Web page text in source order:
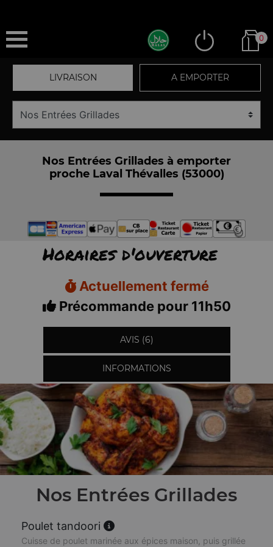
0
LIVRAISON A EMPORTER
Nos Entrées Grillades à emporter
proche Laval Thévalles (53000)
Horaires d'ouverture
Actuellement fermé
Précommande pour 11h50
AVIS (6)
INFORMATIONS
Nos Entrées Grillades
Poulet tandoori
Cuisse de poulet marinée aux épices maison, puis grillée